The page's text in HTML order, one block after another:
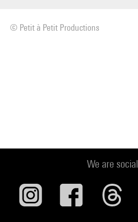
© Petit à Petit Productions
We are social